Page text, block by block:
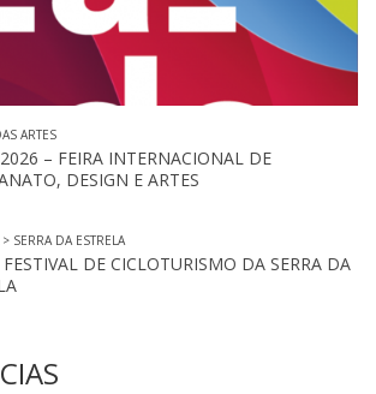
ARTES
– FEIRA INTERNACIONAL DE
DESIGN E ARTES
SERRA DA ESTRELA
DE CICLOTURISMO DA SERRA DA